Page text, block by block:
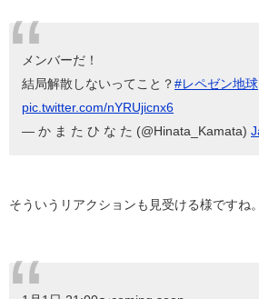
メンバーだ！
結局解散しないってこと？ #レペゼン地球
pic.twitter.com/nYRUjicnx6
— か ま た ひ な た (@Hinata_Kamata)
そういうリアクションも見受ける様ですね。